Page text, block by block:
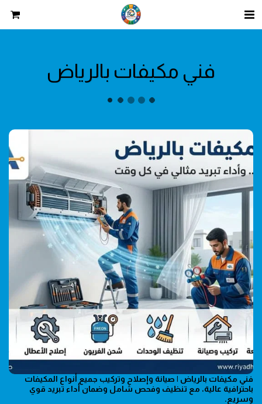
فني مكيفات بالرياض
فني مكيفات بالرياض | صيانة وإصلاح وتركيب جميع أنواع المكيفات
باحترافية عالية، مع تنظيف وفحص شامل وضمان أداء تبريد قوي
وسريع.